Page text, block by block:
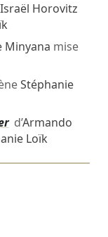
Israël Horovitz
Minyana mise
Stéphanie
d’Armando
Loïk